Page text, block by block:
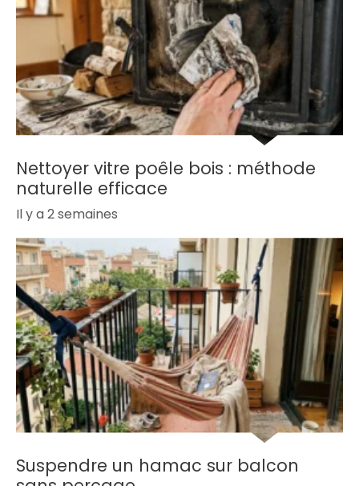
Nettoyer vitre poêle bois : méthode
naturelle efficace
Il y a 2 semaines
Suspendre un hamac sur balcon